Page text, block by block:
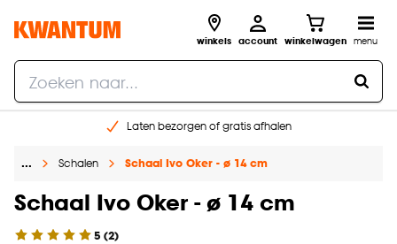
winkels account winkelwagen menu
Laten bezorgen of gratis afhalen
Gratis raam advies en opmeten aan huis
… Schalen Schaal Ivo Oker - ø 14 cm
Schaal Ivo Oker - ø 14 cm
5 (2)